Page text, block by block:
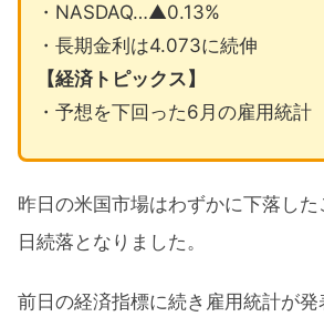
・NASDAQ…▲0.13%
・長期金利は4.073に続伸
【経済トピックス】
・予想を下回った6月の雇用統計
昨日の米国市場はわずかに下落し
日続落となりました。
前日の経済指標に続き雇用統計が発